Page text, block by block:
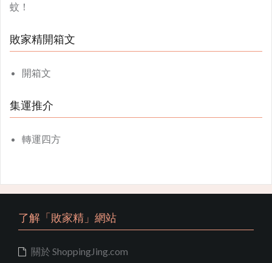
蚊！
敗家精開箱文
開箱文
集運推介
轉運四方
了解「敗家精」網站
關於 ShoppingJing.com